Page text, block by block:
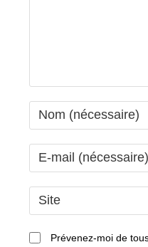
Enter
your
name
comment
Enter
your
email
address
comment
Saisir
l’URL
de
Prévenez-moi de